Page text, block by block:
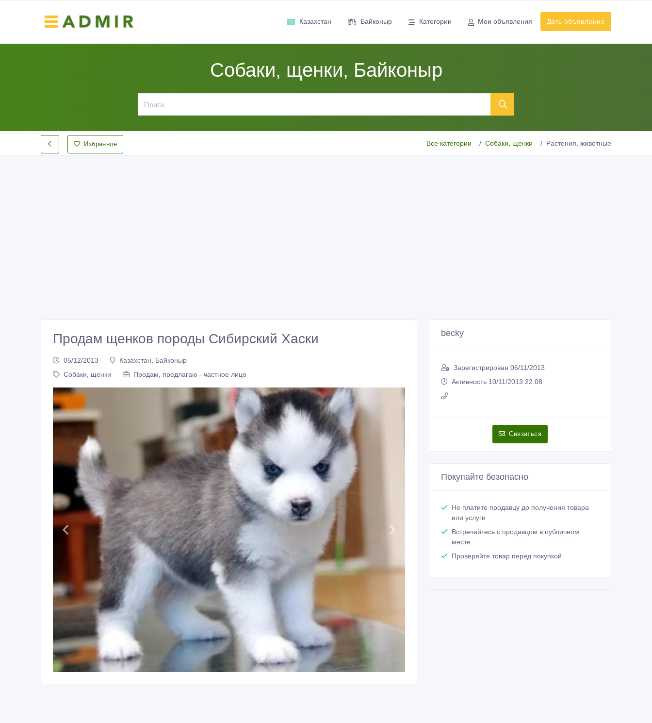
Казахстан Байконыр Категории Мои объявления Дать объявление
Собаки, щенки, Байконыр
Избранное Все категории Собаки, щенки Растения, животные
Продам щенков породы Сибирский Хаски
05/12/2013
Казахстан, Байконыр
Собаки, щенки
Продам, предлагаю - частное лицо
becky
Зарегистрирован 06/11/2013
Активность 10/11/2013 22:08
Связаться
Покупайте безопасно
Не платите продавцу до получения товара
или услуги
Встречайтесь с продавцом в публичном
месте
Проверяйте товар перед покупкой